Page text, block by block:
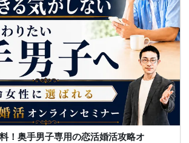
！奥手男子専用の恋活婚活攻略オ